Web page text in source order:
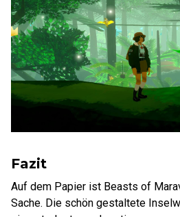
Fazit
Auf dem Papier ist Beasts of
Sache. Die schön gestaltete